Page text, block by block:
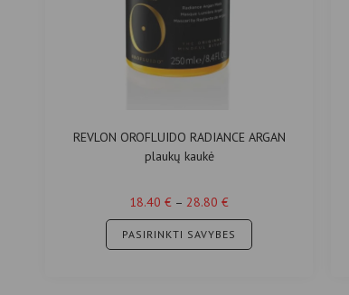
REVLON OROFLUIDO RADIANCE ARGAN
plaukų kaukė
18.40 € – 28.80 €
PASIRINKTI SAVYBES